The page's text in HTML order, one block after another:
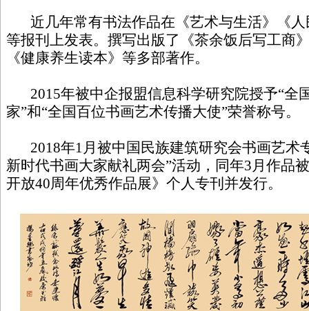
近几年常有书法作品在《艺术与生活》《人
等报刊上发表。撰写出版了《茶余饭后写工商
《健康养生读本》等多部著作。
2015年被中企报盟信息科学研究院授予“全
家”和“全国百位书画艺术传播大使”荣誉称号。
2018年1月被中国民族建筑研究会书画艺术
新时代书画大家献礼两会”活动，同年3月作品
开放40周年优秀作品展》个人专刊并发行。